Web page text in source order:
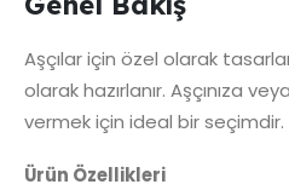
Aşçılar için özel olarak
olarak hazırlanır. Aşçınıza
vermek için ideal bir seçimdir.
Ürün Özellikleri